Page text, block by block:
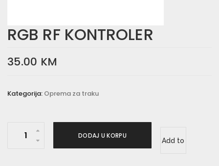
RGB RF KONTROLER
35.00 KM
Kategorija: Oprema za traku
DODAJ U KORPU
Add to